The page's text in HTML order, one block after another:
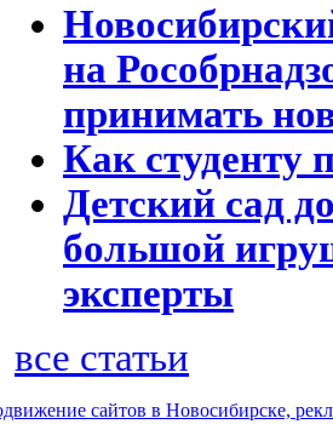
на
принимать
Как студенту
Детский сад
большой
эксперты
все статьи
сайтов в Новосибирске,